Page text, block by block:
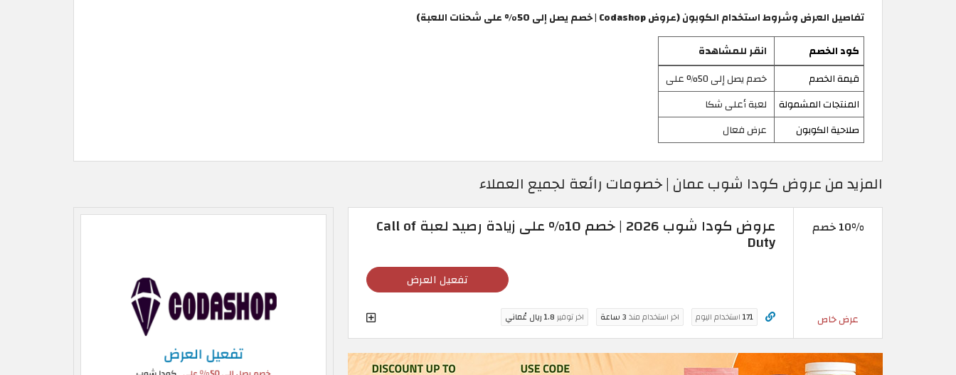
تفاصيل العرض وشروط استخدام الكوبون (عروض Codashop | خصم يصل إلى 50% على شحنات اللعبة)
كود الخصم
انقر للمشاهدة
قيمة الخصم
خصم يصل إلى 50% على
المنتجات المشمولة
لعبة أعلى شكا
صلاحية الكوبون
عرض فعال
المزيد من عروض كودا شوب عمان | خصومات رائعة لجميع العملاء
10% خصم
عرض خاص
عروض كودا شوب 2026 | خصم 10% على زيادة رصيد لعبة Call of
Duty
تفعيل العرض
171استخدام اليوم اخر استخدام منذ3 ساعة اخر توفير1.8 ريال عُماني